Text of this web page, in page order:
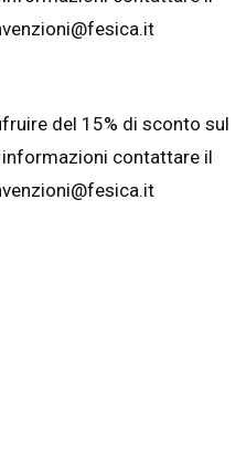
del 15% di sconto sul
contattare il